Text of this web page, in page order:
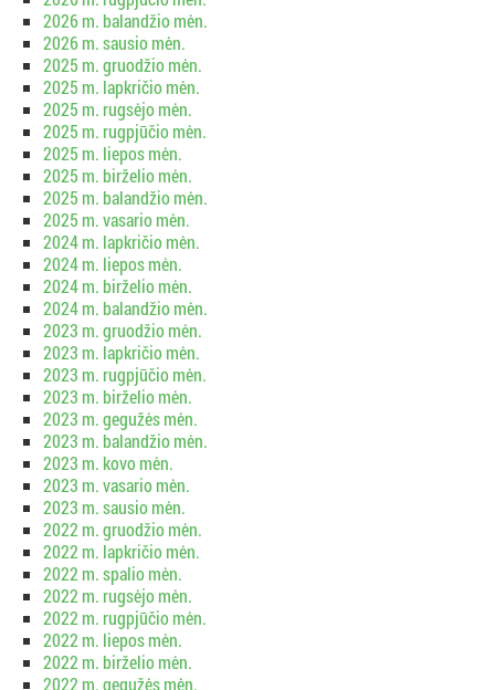
2026 m. balandžio mėn.
2026 m. sausio mėn.
2025 m. gruodžio mėn.
2025 m. lapkričio mėn.
2025 m. rugsėjo mėn.
2025 m. rugpjūčio mėn.
2025 m. liepos mėn.
2025 m. birželio mėn.
2025 m. balandžio mėn.
2025 m. vasario mėn.
2024 m. lapkričio mėn.
2024 m. liepos mėn.
2024 m. birželio mėn.
2024 m. balandžio mėn.
2023 m. gruodžio mėn.
2023 m. lapkričio mėn.
2023 m. rugpjūčio mėn.
2023 m. birželio mėn.
2023 m. gegužės mėn.
2023 m. balandžio mėn.
2023 m. kovo mėn.
2023 m. vasario mėn.
2023 m. sausio mėn.
2022 m. gruodžio mėn.
2022 m. lapkričio mėn.
2022 m. spalio mėn.
2022 m. rugsėjo mėn.
2022 m. rugpjūčio mėn.
2022 m. liepos mėn.
2022 m. birželio mėn.
2022 m. gegužės mėn.